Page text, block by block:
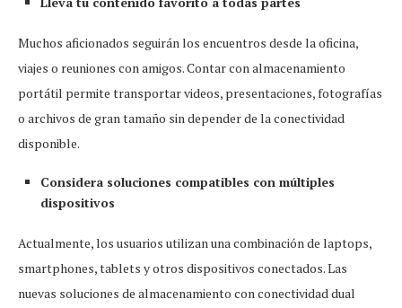
Muchos aficionados seguirán los encuentros desde la oficina,
viajes o reuniones con amigos. Contar con almacenamiento
portátil permite transportar videos, presentaciones, fotografías
o archivos de gran tamaño sin depender de la conectividad
disponible.
Considera soluciones compatibles con múltiples
dispositivos
Actualmente, los usuarios utilizan una combinación de laptops,
smartphones, tablets y otros dispositivos conectados. Las
nuevas soluciones de almacenamiento con conectividad dual